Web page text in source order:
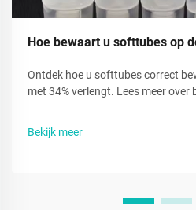
Hoe bewaart u softtubes op
Ontdek hoe u softtubes correct
met 34% verlengt. Lees meer
nu.
Bekijk meer